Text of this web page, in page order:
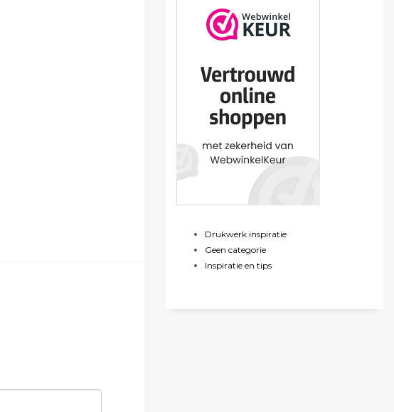
Drukwerk inspiratie
Geen categorie
Inspiratie en tips